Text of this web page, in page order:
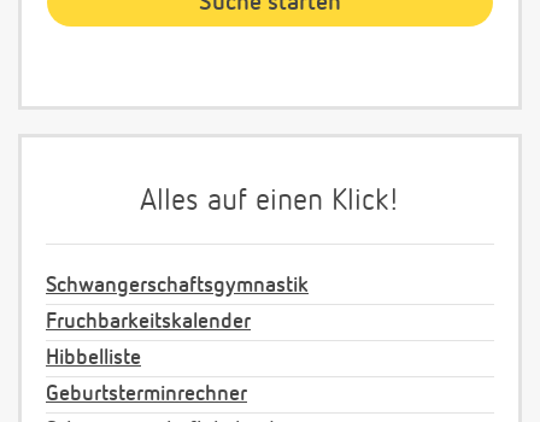
Alles auf einen Klick!
Schwangerschaftsgymnastik
Fruchbarkeitskalender
Hibbelliste
Geburtsterminrechner